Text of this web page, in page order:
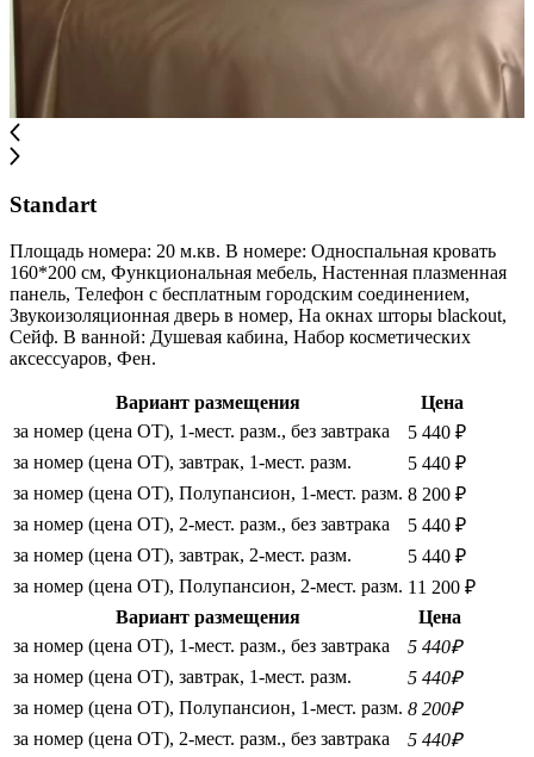
Standart
Площадь номера: 20 м.кв. В номере: Односпальная кровать
160*200 см, Функциональная мебель, Настенная плазменная
панель, Телефон с бесплатным городским соединением,
Звукоизоляционная дверь в номер, На окнах шторы blackout,
Сейф. В ванной: Душевая кабина, Набор косметических
аксессуаров, Фен.
Вариант размещения
Цена
за номер (цена ОТ), 1-мест. разм., без завтрака
5 440 ₽
за номер (цена ОТ), завтрак, 1-мест. разм.
5 440 ₽
за номер (цена ОТ), Полупансион, 1-мест. разм. 8 200 ₽
за номер (цена ОТ), 2-мест. разм., без завтрака
5 440 ₽
за номер (цена ОТ), завтрак, 2-мест. разм.
5 440 ₽
за номер (цена ОТ), Полупансион, 2-мест. разм. 11 200 ₽
Вариант размещения
Цена
за номер (цена ОТ), 1-мест. разм., без завтрака
5 440₽
за номер (цена ОТ), завтрак, 1-мест. разм.
5 440₽
за номер (цена ОТ), Полупансион, 1-мест. разм. 8 200₽
за номер (цена ОТ), 2-мест. разм., без завтрака
5 440₽